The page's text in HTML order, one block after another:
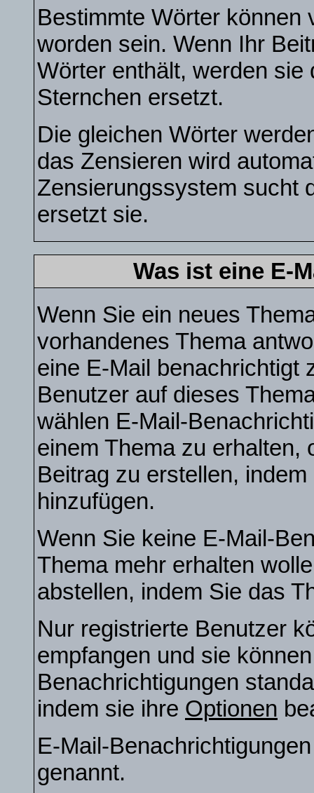
Bestimmte Wörter können
worden sein. Wenn Ihr
Wörter enthält, werden
Sternchen ersetzt.
Die gleichen Wörter
das Zensieren wird
Zensierungssystem sucht
ersetzt sie.
Was ist eine E-
Wenn Sie ein neues
vorhandenes Thema
eine E-Mail benachrichtigt
Benutzer auf dieses
wählen E-Mail-
einem Thema zu erhalten,
Beitrag zu erstellen,
hinzufügen.
Wenn Sie keine E-Mail-
Thema mehr erhalten
abstellen, indem Sie das
Nur registrierte Benutzer
empfangen und sie
Benachrichtigungen
indem sie ihre Optionen
E-Mail-
genannt.